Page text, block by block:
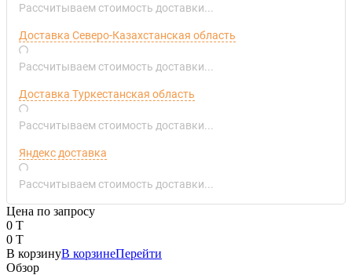
Рассчитываем стоимость доставки...
Доставка Северо-Казахстанская область
Рассчитываем стоимость доставки...
Доставка Туркестанская область
Рассчитываем стоимость доставки...
Яндекс доставка
Рассчитываем стоимость доставки...
Цена по запросу
0 T
0 T
В корзинуВ корзинеПерейти
Обзор